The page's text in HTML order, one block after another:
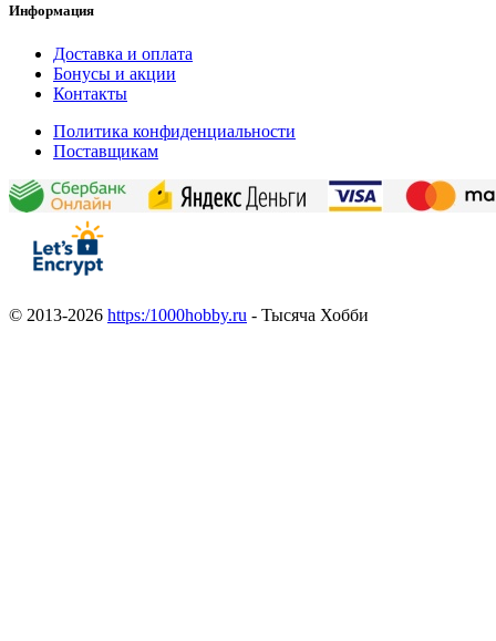
Информация
Доставка и оплата
Бонусы и акции
Контакты
Политика конфиденциальности
Поставщикам
© 2013-2026 https:/1000hobby.ru - Тысяча Хобби